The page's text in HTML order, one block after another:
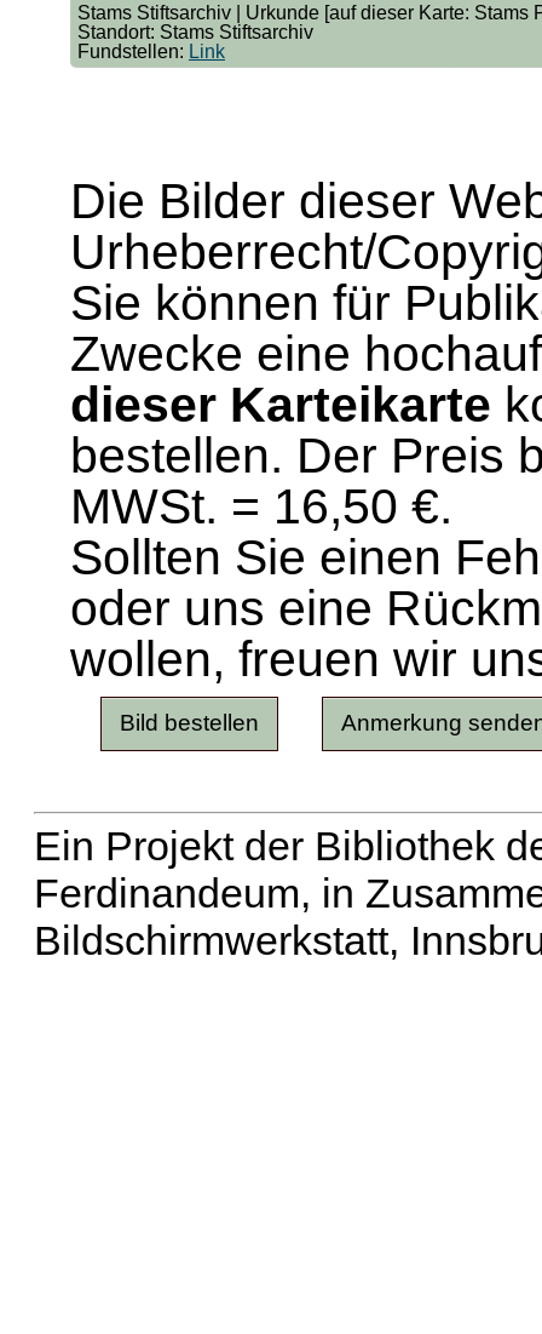
Stams Stiftsarchiv | Urkunde [auf dieser Karte: Stams
Standort: Stams Stiftsarchiv
Fundstellen: Link
Die Bilder dieser
Urheberrecht/
Sie können für
Zwecke eine
dieser Karteikarte
bestellen. Der Preis
MWSt. = 16,50 €.
Sollten Sie einen
oder uns eine
wollen, freuen wir
Ein Projekt der Bibliothek
Ferdinandeum, in
Bildschirmwerkstatt,